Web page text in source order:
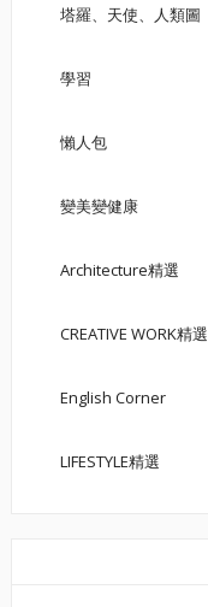
塔羅、天使、人類圖
學習
懶人包
變美變健康
Architecture精選
CREATIVE WORK精選
English Corner
LIFESTYLE精選